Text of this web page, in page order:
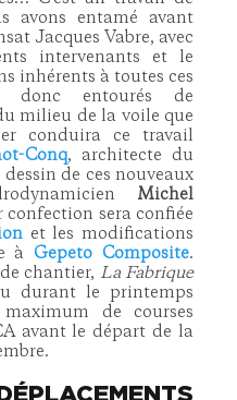
avons entamé avant
Jacques Vabre, avec
intervenants et le
inhérents à toutes ces
donc entourés de
milieu de la voile que
conduira ce travail
Conq, architecte du
de ces nouveaux
Michel
confection sera confiée
et les modifications
àGepeto Composite.
chantier, La Fabrique
durant le printemps
de courses
avant le départ de la